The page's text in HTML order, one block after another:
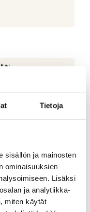
Tietoja
sisällön ja mainosten
ominaisuuksien
Lisäksi
ja analytiikka-
miten käytät